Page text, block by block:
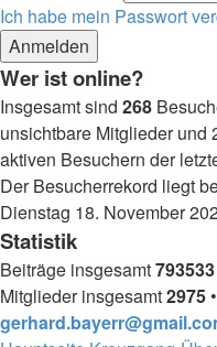
Ich habe mein Passwort
Wer ist online?
Insgesamt sind 268
unsichtbare Mitglieder und
aktiven Besuchern der
Der Besucherrekord liegt
Dienstag 18. November
Statistik
Beiträge insgesamt793533
Mitglieder insgesamt2975